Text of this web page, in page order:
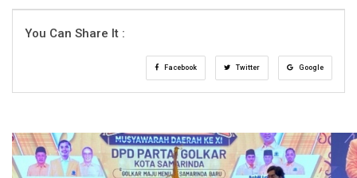
You Can Share It :
Facebook Twitter Google